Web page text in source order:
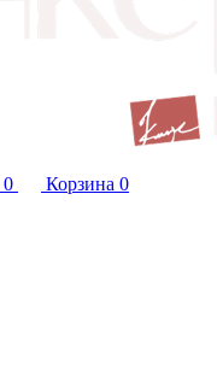
0 Корзина 0